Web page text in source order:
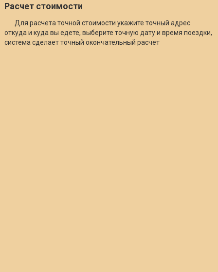
Расчет стоимости
Для расчета точной стоимости укажите точный адрес
откуда и куда вы едете, выберите точную дату и время поездки,
система сделает точный окончательный расчет